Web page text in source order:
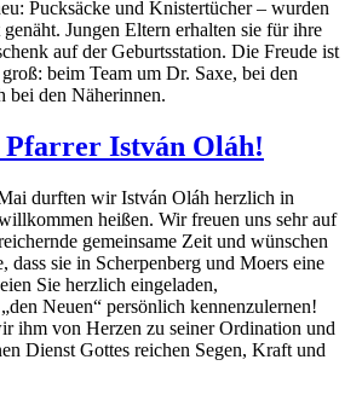
Pucksäcke und Knistertücher – wurden
Jungen Eltern erhalten sie für ihre
auf der Geburtsstation. Die Freude ist
beim Team um Dr. Saxe, bei den
bei den Näherinnen.
István Oláh!
durften wir István Oláh herzlich in
heißen. Wir freuen uns sehr auf
gemeinsame Zeit und wünschen
dass sie in Scherpenberg und Moers eine
Sie herzlich eingeladen,
Neuen“ persönlich kennenzulernen!
ihm von Herzen zu seiner Ordination und
Dienst Gottes reichen Segen, Kraft und